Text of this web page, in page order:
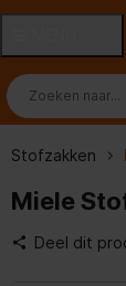
Stofzakken
Miele
Deel dit